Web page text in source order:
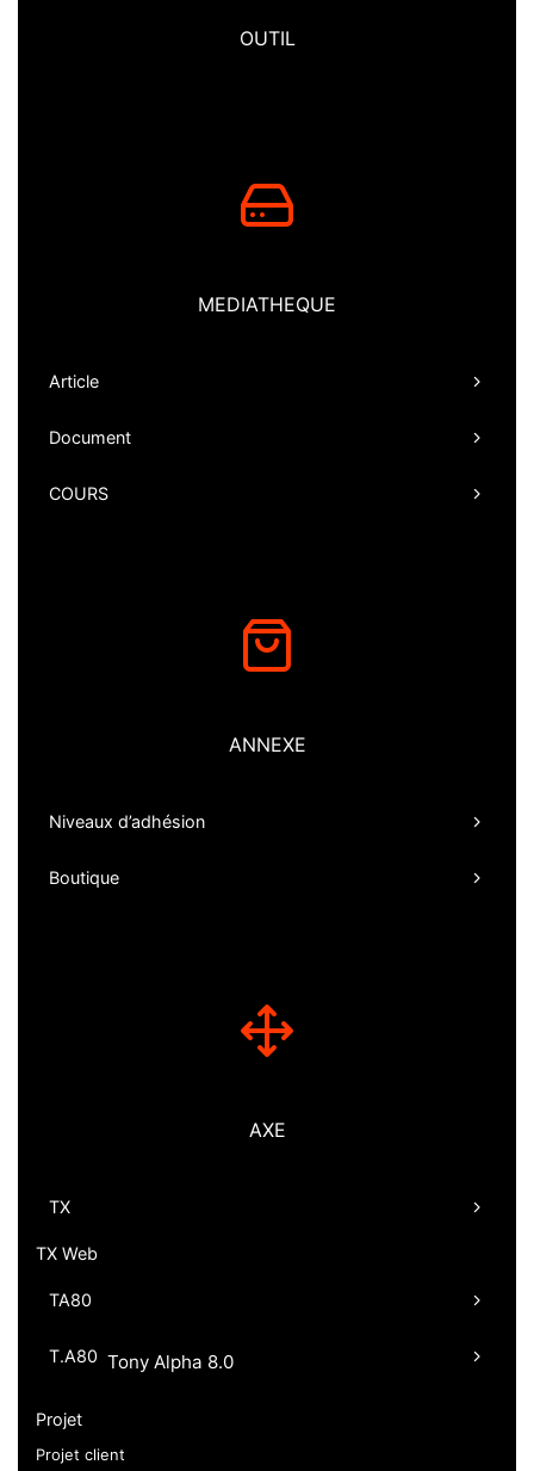
OUTIL
MEDIATHEQUE
Article
Document
COURS
ANNEXE
Niveaux d’adhésion
Boutique
AXE
TX
TX Web
TA80
T.A80 Tony Alpha 8.0
Projet
Projet client